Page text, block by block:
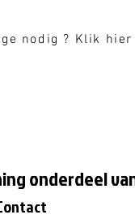
nodig ? Klik hier
onderdeel